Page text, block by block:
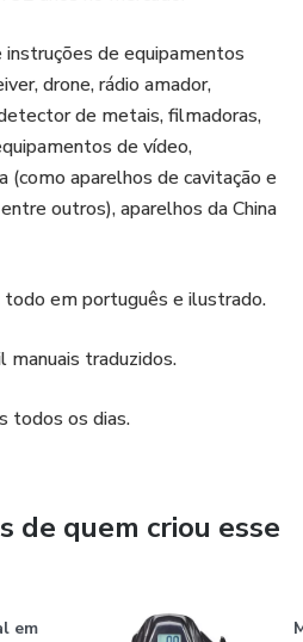
instruções de equipamentos
drone, rádio amador,
de metais, filmadoras,
de vídeo,
aparelhos de cavitação e
outros), aparelhos da China
todo em português e ilustrado.
manuais traduzidos.
todos os dias.
de quem criou esse
em